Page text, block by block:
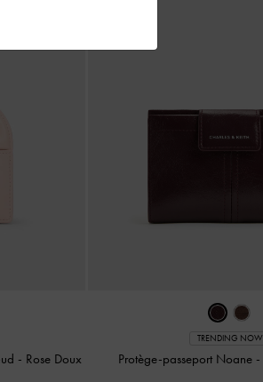
- Rose Doux
TRENDING NOW
Protège-passeport Noane -